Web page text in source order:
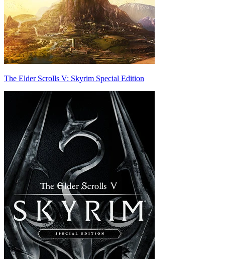
The Elder Scrolls V: Skyrim Special Edition